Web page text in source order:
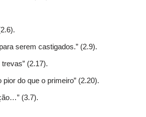
serem castigados.” (2.9).
(2.17).
do que o primeiro” (2.20).
(3.7).